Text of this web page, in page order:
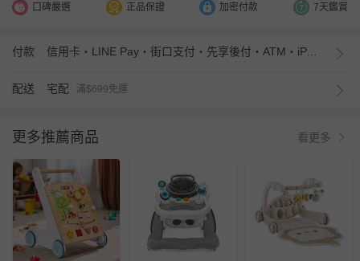
口碑嚴選 正品保證 加密付款 7天鑑賞
付款 信用卡・LINE Pay・街口支付・先享後付・ATM・iPASS MONEY
配送 宅配 滿$699免運
更多推薦商品 看更多